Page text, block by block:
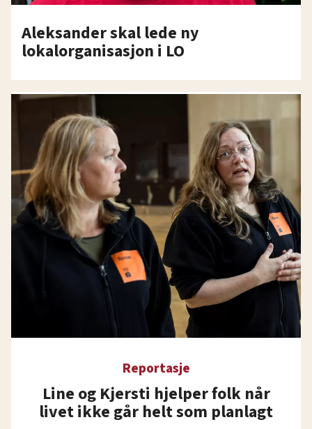
Aleksander skal lede ny
lokalorganisasjon i LO
Reportasje
Line og Kjersti hjelper folk når
livet ikke går helt som planlagt